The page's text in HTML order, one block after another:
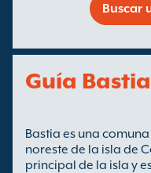
Buscar
Guía Bastia
Bastia es una
noreste de la isla de
principal de la isla y